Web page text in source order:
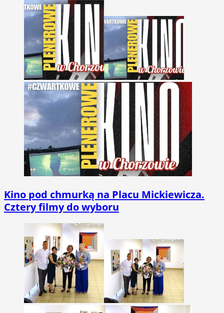
Kino pod chmurką na Placu Mickiewicza.
Cztery filmy do wyboru